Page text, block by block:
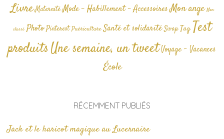
Livre Maternité Mode - Habillement - AccessoiresMon ange Non
classé Photo Pinterest Puériculture Santé et solidarité Swap TagTest
produitsUne semaine, un tweetVoyage - Vacances
École
RÉCEMMENT PUBLIÉS
Jack et le haricot magique au Lucernaire